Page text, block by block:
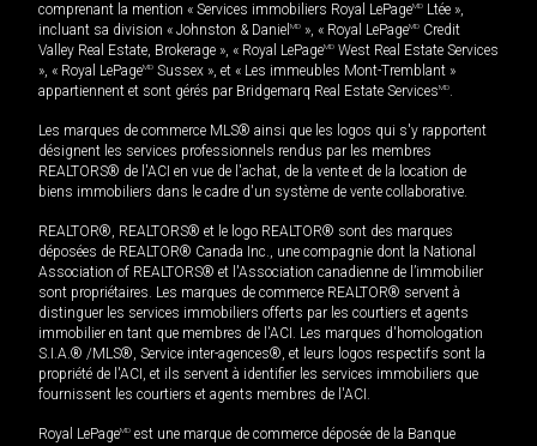
comprenant la mention « Services immobiliers Royal LePageMD Ltée »,
incluant sa division « Johnston & Daniel MD », « Royal LePageMD Credit
Valley Real Estate, Brokerage », « Royal LePageMD West Real Estate Services
», « Royal LePageMD Sussex », et « Les immeubles Mont-Tremblant »
appartiennent et sont gérés par Bridgemarq Real Estate ServicesMD.
Les marques de commerce MLS® ainsi que les logos qui s'y rapportent
désignent les services professionnels rendus par les membres
REALTORS® de l'ACI en vue de l'achat, de la vente et de la location de
biens immobiliers dans le cadre d'un système de vente collaborative.
REALTOR®, REALTORS® et le logo REALTOR® sont des marques
déposées de REALTOR® Canada Inc., une compagnie dont la National
Association of REALTORS® et l'Association canadienne de l’immobilier
sont propriétaires. Les marques de commerce REALTOR® servent à
distinguer les services immobiliers offerts par les courtiers et agents
immobilier en tant que membres de l'ACI. Les marques d'homologation
S.I.A.® /MLS®, Service inter-agences®, et leurs logos respectifs sont la
propriété de l'ACI, et ils servent à identifier les services immobiliers que
fournissent les courtiers et agents membres de l'ACI.
Royal LePageMD est une marque de commerce déposée de la Banque